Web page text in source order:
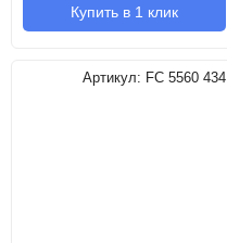
Купить в 1 клик
Артикул: FC 5560 434